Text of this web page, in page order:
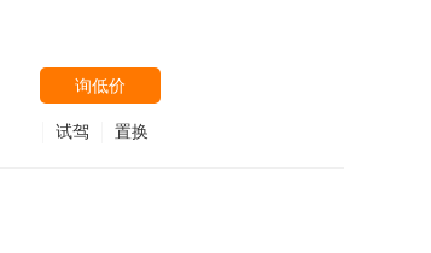
询低价
置换
试驾